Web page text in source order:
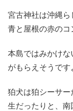
宮古神社は沖縄
青と屋根の赤のコ
本島ではみかけ
がもらえそうです
狛犬は狛シーサ
生だったりと、南